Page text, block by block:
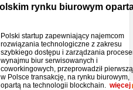
rynku biurowym
Polski startup zapewniający najemcom
rozwiązania technologiczne z zakresu
szybkiego dostępu i zarządzania
wynajmu biur serwisowanych i
coworkingowych, przeprowadził pierwszą
w Polsce transakcję, na rynku biurowym,
opartą na technologii blockchain. więcej